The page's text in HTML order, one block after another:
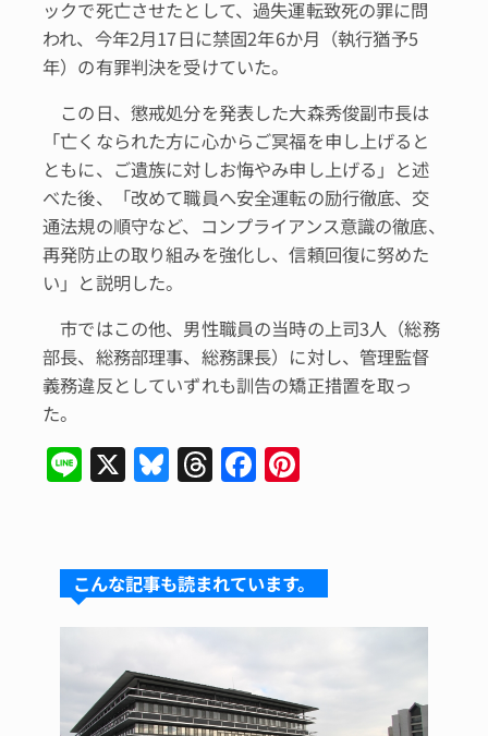
ックで死亡させたとして、過失運転致死の罪に問
われ、今年2月17日に禁固2年6か月（執行猶予5
年）の有罪判決を受けていた。
この日、懲戒処分を発表した大森秀俊副市長は
「亡くなられた方に心からご冥福を申し上げると
ともに、ご遺族に対しお悔やみ申し上げる」と述
べた後、「改めて職員へ安全運転の励行徹底、交
通法規の順守など、コンプライアンス意識の徹底、
再発防止の取り組みを強化し、信頼回復に努めた
い」と説明した。
市ではこの他、男性職員の当時の上司3人（総務
部長、総務部理事、総務課長）に対し、管理監督
義務違反としていずれも訓告の矯正措置を取っ
た。
Li
n
X Bl
u
s
k
y
T
hr
a
d
s
F
a
e
b
o
k
re
st
こんな記事も読まれています。